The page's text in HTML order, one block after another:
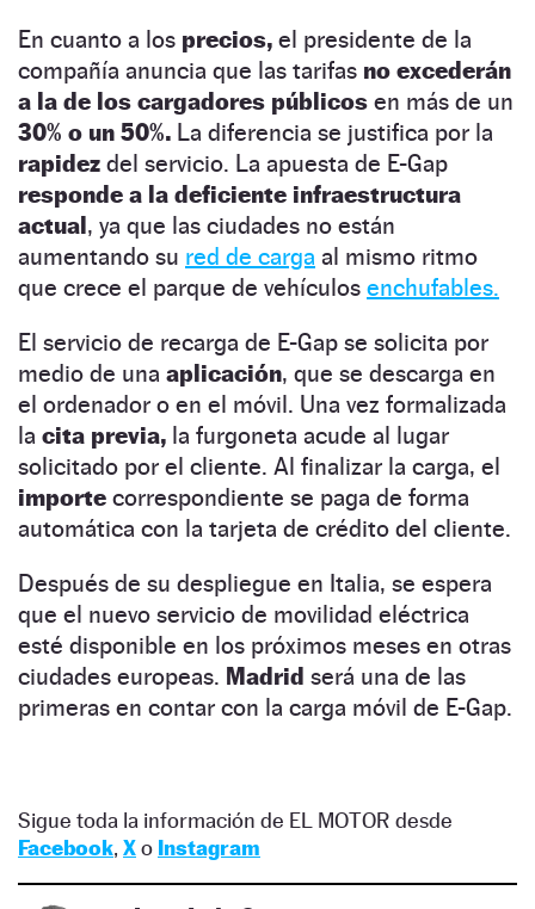
En cuanto a los precios, el presidente de la
compañía anuncia que las tarifas no excederán
a la de los cargadores públicos en más de un
30% o un 50%. La diferencia se justifica por la
rapidez del servicio. La apuesta de E-Gap
responde a la deficiente infraestructura
actual, ya que las ciudades no están
aumentando su red de carga al mismo ritmo
que crece el parque de vehículos enchufables.
El servicio de recarga de E-Gap se solicita por
medio de una aplicación, que se descarga en
el ordenador o en el móvil. Una vez formalizada
la cita previa, la furgoneta acude al lugar
solicitado por el cliente. Al finalizar la carga, el
importe correspondiente se paga de forma
automática con la tarjeta de crédito del cliente.
Después de su despliegue en Italia, se espera
que el nuevo servicio de movilidad eléctrica
esté disponible en los próximos meses en otras
ciudades europeas. Madrid será una de las
primeras en contar con la carga móvil de E-Gap.
Sigue toda la información de EL MOTOR desde
Facebook, Xo Instagram